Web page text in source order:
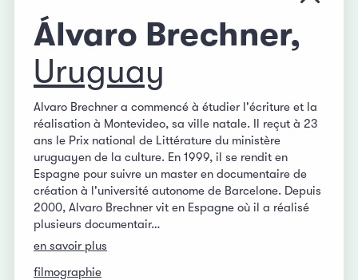
Álvaro Brechner,
Uruguay
Alvaro Brechner a commencé à étudier l'écriture et la
réalisation à Montevideo, sa ville natale. Il reçut à 23
ans le Prix national de Littérature du ministère
uruguayen de la culture. En 1999, il se rendit en
Espagne pour suivre un master en documentaire de
création à l'université autonome de Barcelone. Depuis
2000, Alvaro Brechner vit en Espagne où il a réalisé
plusieurs documentair…
en savoir plus
filmographie